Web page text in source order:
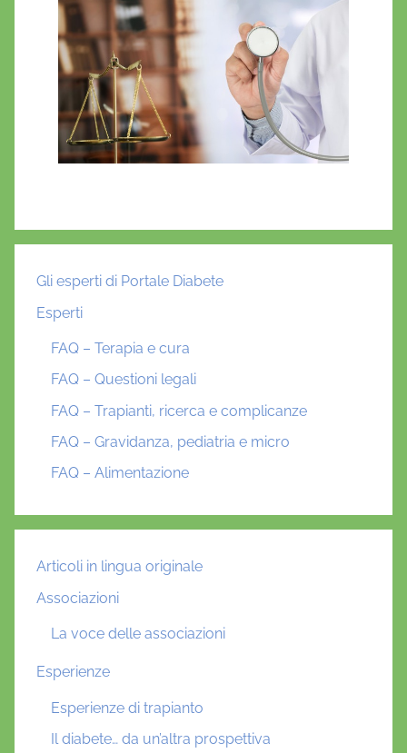
Gli esperti di Portale Diabete
Esperti
FAQ – Terapia e cura
FAQ – Questioni legali
FAQ – Trapianti, ricerca e complicanze
FAQ – Gravidanza, pediatria e micro
FAQ – Alimentazione
Articoli in lingua originale
Associazioni
La voce delle associazioni
Esperienze
Esperienze di trapianto
Il diabete… da un’altra prospettiva